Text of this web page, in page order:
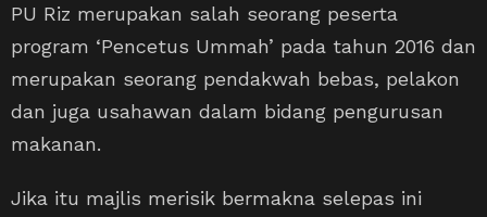
PU Riz merupakan salah seorang peserta
program ‘Pencetus Ummah’ pada tahun 2016 dan
merupakan seorang pendakwah bebas, pelakon
dan juga usahawan dalam bidang pengurusan
makanan.
Jika itu majlis merisik bermakna selepas ini